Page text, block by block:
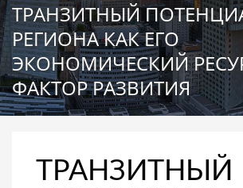
ТРАНЗИТНЫЙ
РЕГИОНА КАК ЕГО
ЭКОНОМИЧЕСКИЙ
ФАКТОР РАЗВИТИЯ
ТРАНЗИТНЫЙ